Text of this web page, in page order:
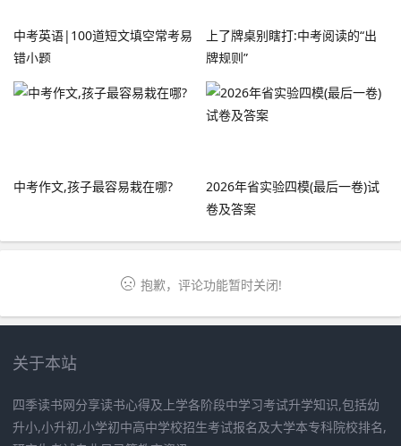
中考英语|100道短文填空常考易
错小题
上了牌桌别瞎打:中考阅读的“出
牌规则”
中考作文,孩子最容易栽在哪?
2026年省实验四模(最后一卷)试
卷及答案
抱歉，评论功能暂时关闭!
关于本站
四季读书网分享读书心得及上学各阶段中学习考试升学知识,包括幼
升小,小升初,小学初中高中学校招生考试报名及大学本专科院校排名,